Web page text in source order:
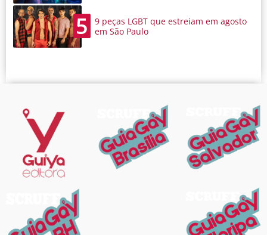
5
9 peças LGBT que estreiam em agosto
em São Paulo